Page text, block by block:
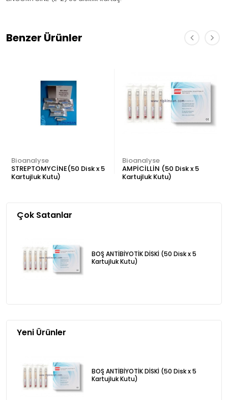
Benzer Ürünler
Bioanalyse
STREPTOMYCİNE(50 Disk x 5
Kartujluk Kutu)
Bioanalyse
AMPİCİLLİN (50 Disk x 5
Kartujluk Kutu)
Çok Satanlar
BOŞ ANTİBİYOTİK DİSKİ (50 Disk x 5
Kartujluk Kutu)
Yeni Ürünler
BOŞ ANTİBİYOTİK DİSKİ (50 Disk x 5
Kartujluk Kutu)